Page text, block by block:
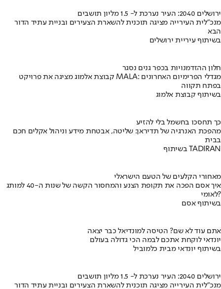
ירושלים 2040: העיר נערכת ל- 1.5 מליון תושבים
מנכ"לית העירייה מציגה תוכנית להשארת הצעירים ובניית עתיד הדור
הבא
בשיתוף עיריית ירושלים
חלון ההזדמנויות בכפר גנים נסגר
קבוצת אלמוג מציגה את פרויקט MALA: מגדלי הפרימיום האחרונים
בפתח תקווה
בשיתוף קבוצת אלמוג
כך תחסכו בחשמל בלי להזיע
מהפכת האנרגיה של תדיראן: שליטה, אבטחת מידע וניהול אקלים חכם
בבית
בשיתוף TADIRAN
מאחורי הקלעים של הטעם הישראלי
איך אסם הפכה את תקופת הצנע והמחסור הקשה של שנות ה-40 למותג
לאומי?
בשיתוף אסם
אתם עוד לא שם? הטיסה למונדיאל כבר יצאה
יונדאי לוקחת אתכם לבמה הכי גדולה בעולם
בשיתוף יונדאי מבית כלמוביל
ירושלים 2040: העיר נערכת ל- 1.5 מליון תושבים
מנכ"לית העירייה מציגה תוכנית להשארת הצעירים ובניית עתיד הדור